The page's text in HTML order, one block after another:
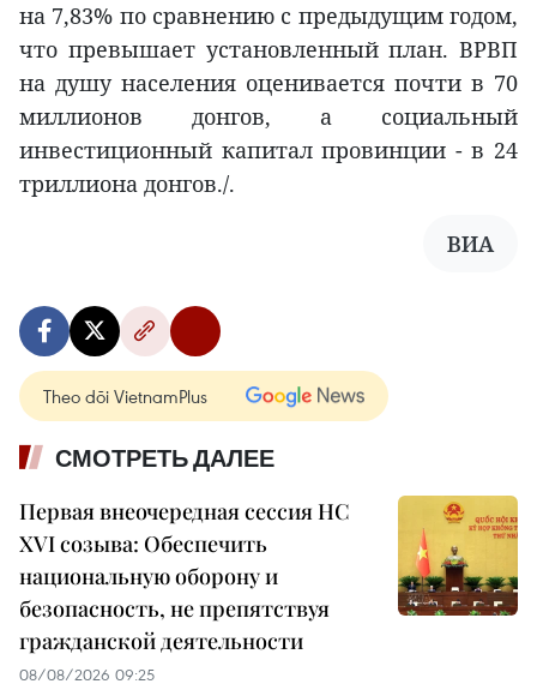
на 7,83% по сравнению с предыдущим годом,
что превышает установленный план. ВРВП
на душу населения оценивается почти в 70
миллионов донгов, а социальный
инвестиционный капитал провинции - в 24
триллиона донгов./.
ВИА
Theo dõi VietnamPlus
СМОТРЕТЬ ДАЛЕЕ
Первая внеочередная сессия НС
XVI созыва: Обеспечить
национальную оборону и
безопасность, не препятствуя
гражданской деятельности
08/08/2026 09:25